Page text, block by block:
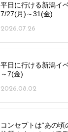
平日に行ける新潟イ
7/27(月)～31(金)
2026.07.26
平日に行ける新潟イ
～7(金)
2026.08.02
コンセプトは“あの頃